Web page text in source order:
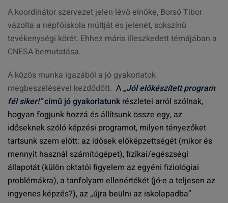
A koordinátor szervezet jelen lévő elnöke, Borsó Tibor
vázolta a népfőiskola múltját és jelenét, sokszínű
tevékenységi körét. Ehhez máris illeszkedett témájában a
CNESA bemutatása.
A közös munka igazából a jó gyakorlatok
megbeszélésével kezdődött. A„Jól előkészített program
fél siker!”című jó gyakorlatunkrészletei arról szólnak,
hogyan fogjunk hozzá és állítsunk össze egy, az
időseknek szóló képzési programot, milyen tényezőket
tartsunk szem előtt: az idősek előképzettségét (mikor és
mennyit használ számítógépet), fizikai/egészségi
állapotát (külön oktatói figyelem az egyéni fiziológiai
problémákra), a tanfolyam ellenértékét (jó-e a teljesen az
ingyenes képzés?), az„újra beülni az iskolapadba”